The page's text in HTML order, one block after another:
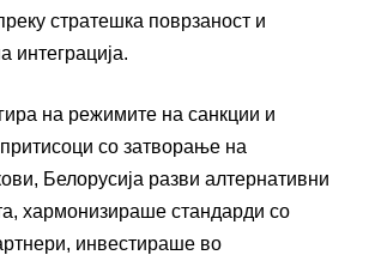
стратешка поврзаност и
интеграција.
на режимите на санкции и
со затворање на
Белорусија разви алтернативни
хармонизираше стандарди со
инвестираше во